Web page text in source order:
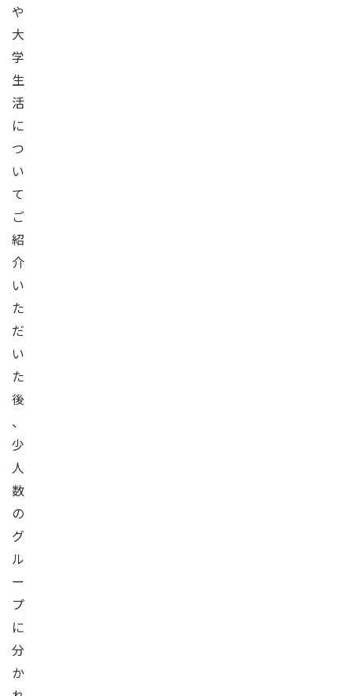
や
大
学
生
活
に
つ
い
て
ご
紹
介
い
た
だ
い
た
後
、
少
人
数
の
グ
ル
ー
プ
に
分
か